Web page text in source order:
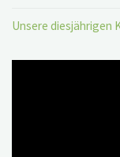
Unsere diesjährigen